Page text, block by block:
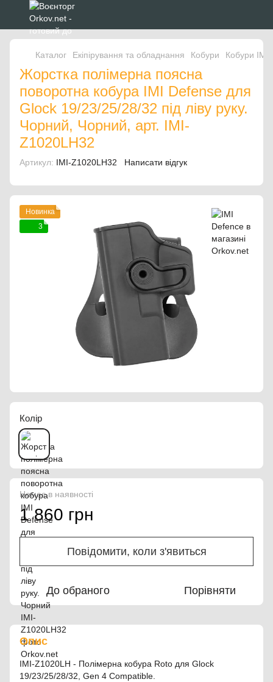
Каталог Екіпірування та обладнання Кобури Кобури IMI
Жорстка полімерна поясна
поворотна кобура IMI Defense для
Glock 19/23/25/28/32 під ліву руку.
Чорний, Чорний, арт. IMI-
Z1020LH32
Артикул: IMI-Z1020LH32 Написати відгук
Новинка
3
Колір
Немає в наявності
1 860 грн
Повідомити, коли з'явиться
До обраного Порівняти
Опис
IMI-Z1020LH - Полімерна кобура Roto для Glock
19/23/25/28/32, Gen 4 Compatible.